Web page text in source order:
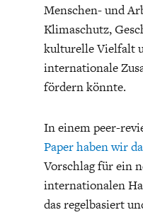
Menschen- und
Klimaschutz,
kulturelle Vielfalt
internationale
fördern könnte.
In einem peer-
Paper haben wir
Vorschlag für ein
internationalen
das regelbasiert